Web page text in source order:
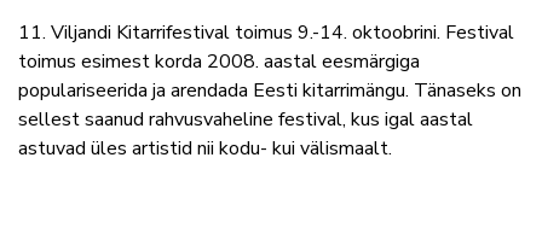
11. Viljandi Kitarrifestival toimus 9.-14. oktoobrini. Festival
toimus esimest korda 2008. aastal eesmärgiga
populariseerida ja arendada Eesti kitarrimängu. Tänaseks on
sellest saanud rahvusvaheline festival, kus igal aastal
astuvad üles artistid nii kodu- kui välismaalt.